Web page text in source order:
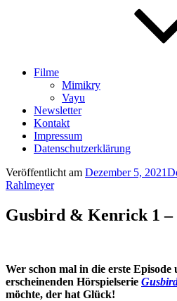
Filme
Mimikry
Vayu
Newsletter
Kontakt
Impressum
Datenschutzerklärung
Veröffentlicht am Dezember 5, 2021
Rahlmeyer
Gusbird & Kenrick 1 –
Wer schon mal in die erste Episode
erscheinenden Hörspielserie
möchte, der hat Glück!